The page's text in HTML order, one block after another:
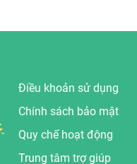
Điều khoản sử dụng
Chính sách bảo mật
Quy chế hoạt động
Trung tâm trợ giúp